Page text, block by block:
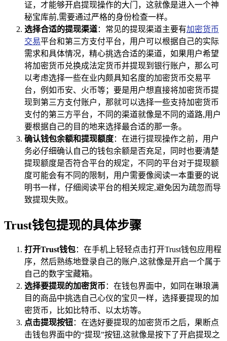
证，才能够开启提现操作的大门，这就像是进入一个神
秘宝库前,需要通过严格的身份检查一样。
选择合适的提现渠道：常见的提现渠道主要有加密货币
交易平台和第三方支付平台，用户可以根据自己的实际
需求和具体情况，精心挑选合适的渠道，如果用户希望
将加密货币兑换成法定货币并提现到银行账户，那么可
以考虑选择一些在业内颇具知名度的加密货币交易平
台，例如币安、火币等；要是用户想直接将加密货币提
现到第三方支付账户，那就可以选择一些支持加密货币
支付的第三方平台，不同的渠道就像是不同的道路,用户
要根据自己的目的地来选择最合适的那一条。
确认钱包余额和提现额度：在进行提现操作之前，用户
务必仔细确认自己的钱包余额是否充足，同时也要清楚
提现额度是否符合平台的规定，不同的平台对于提现额
度可能会有不同的限制，用户需要像阅读一本重要的说
明书一样，仔细阅读平台的相关规定,避免因为疏忽而导
致提现失败。
Trust钱包提现的具体步骤
打开Trust钱包：在手机上轻轻点击打开Trust钱包应用程
序，然后熟练地登录自己的账户,这就像是开启一个属于
自己的数字宝藏箱。
选择要提现的加密货币 ：在钱包界面中，如同在琳琅满
目的商品中挑选自己心仪的宝贝一样，选择要提现的加
密货币，比如比特币、以太坊等。
点击提现按钮：在选好要提现的加密货币之后，果断点
击钱包界面中的“提现”按钮,这就像是按下了开启提现之